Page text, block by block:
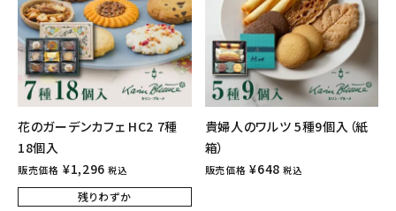
花のガーデンカフェ HC2 7種
18個入
販売価格 ¥1,296 税込
残りわずか
貴婦人のワルツ 5種9個入（紙
箱）
販売価格 ¥648 税込